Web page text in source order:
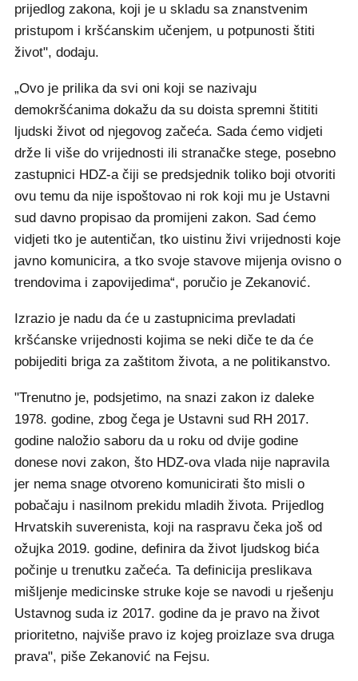
prijedlog zakona, koji je u skladu sa znanstvenim
pristupom i kršćanskim učenjem, u potpunosti štiti
život", dodaju.
„Ovo je prilika da svi oni koji se nazivaju
demokršćanima dokažu da su doista spremni štititi
ljudski život od njegovog začeća. Sada ćemo vidjeti
drže li više do vrijednosti ili stranačke stege, posebno
zastupnici HDZ-a čiji se predsjednik toliko boji otvoriti
ovu temu da nije ispoštovao ni rok koji mu je Ustavni
sud davno propisao da promijeni zakon. Sad ćemo
vidjeti tko je autentičan, tko uistinu živi vrijednosti koje
javno komunicira, a tko svoje stavove mijenja ovisno o
trendovima i zapovijedima“, poručio je Zekanović.
Izrazio je nadu da će u zastupnicima prevladati
kršćanske vrijednosti kojima se neki diče te da će
pobijediti briga za zaštitom života, a ne politikanstvo.
"Trenutno je, podsjetimo, na snazi zakon iz daleke
1978. godine, zbog čega je Ustavni sud RH 2017.
godine naložio saboru da u roku od dvije godine
donese novi zakon, što HDZ-ova vlada nije napravila
jer nema snage otvoreno komunicirati što misli o
pobačaju i nasilnom prekidu mladih života. Prijedlog
Hrvatskih suverenista, koji na raspravu čeka još od
ožujka 2019. godine, definira da život ljudskog bića
počinje u trenutku začeća. Ta definicija preslikava
mišljenje medicinske struke koje se navodi u rješenju
Ustavnog suda iz 2017. godine da je pravo na život
prioritetno, najviše pravo iz kojeg proizlaze sva druga
prava", piše Zekanović na Fejsu.